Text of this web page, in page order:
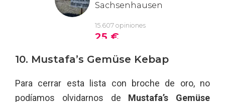
10. Mustafa’s Gemüse Kebap
Para cerrar esta lista con broche de oro, no
podíamos olvidarnos de Mustafa’s Gemüse